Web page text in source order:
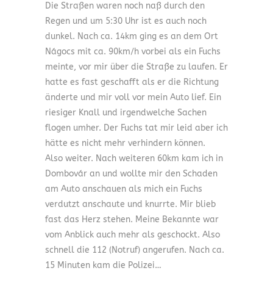
Die Straßen waren noch naß durch den
Regen und um 5:30 Uhr ist es auch noch
dunkel. Nach ca. 14km ging es an dem Ort
Nágocs mit ca. 90km/h vorbei als ein Fuchs
meinte, vor mir über die Straße zu laufen. Er
hatte es fast geschafft als er die Richtung
änderte und mir voll vor mein Auto lief. Ein
riesiger Knall und irgendwelche Sachen
flogen umher. Der Fuchs tat mir leid aber ich
hätte es nicht mehr verhindern können.
Also weiter. Nach weiteren 60km kam ich in
Dombovár an und wollte mir den Schaden
am Auto anschauen als mich ein Fuchs
verdutzt anschaute und knurrte. Mir blieb
fast das Herz stehen. Meine Bekannte war
vom Anblick auch mehr als geschockt. Also
schnell die 112 (Notruf) angerufen. Nach ca.
15 Minuten kam die Polizei…